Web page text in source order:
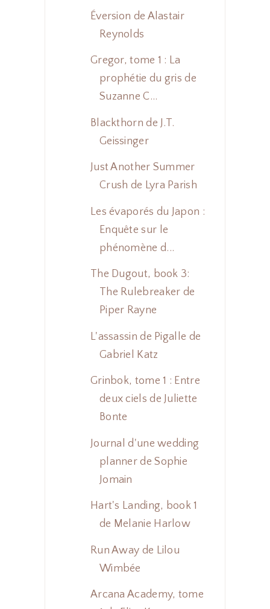
Éversion de Alastair
Reynolds
Gregor, tome 1 : La
prophétie du gris de
Suzanne C...
Blackthorn de J.T.
Geissinger
Just Another Summer
Crush de Lyra Parish
Les évaporés du Japon :
Enquête sur le
phénomène d...
The Dugout, book 3:
The Rulebreaker de
Piper Rayne
L'assassin de Pigalle de
Gabriel Katz
Grinbok, tome 1 : Entre
deux ciels de Juliette
Bonte
Journal d'une wedding
planner de Sophie
Jomain
Hart's Landing, book 1
de Melanie Harlow
Run Away de Lilou
Wimbée
Arcana Academy, tome